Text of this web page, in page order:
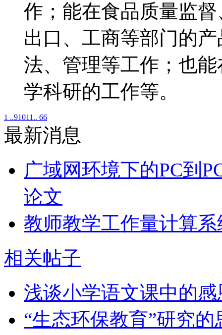
作；能在食品质量监
出口、工商等部门的
法、管理等工作；也
学科研的工作等。
1 ..91011 .. 66
最新消息
广域网环境下的PC到
论文
教师教学工作量计算
相关帖子
浅谈小学语文课中的
“生态环保教育”研究